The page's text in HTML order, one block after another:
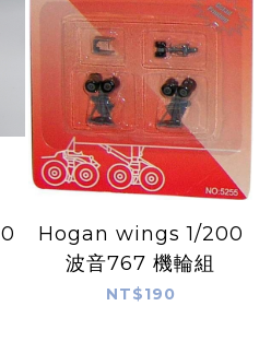
Hogan wings 1/200
波音767 機輪組
NT$190